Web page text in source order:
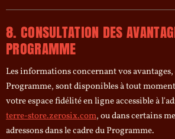
8. CONSULTATION DES
PROGRAMME
Les informations concernant vos avantages,
Programme, sont disponibles à tout
votre espace fidélité en ligne accessible à
terre-store.zerosix.com, ou dans certains
adressons dans le cadre du Programme.